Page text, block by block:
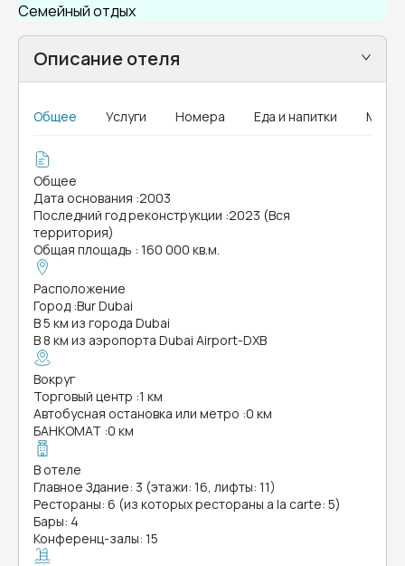
Семейный отдых
Описание отеля
Общее Услуги Номера Еда и напитки MICE
Общее
Дата основания :2003
Последний год реконструкции :2023 (Вся
территория)
Общая площадь : 160 000 кв.м.
Расположение
Город :Bur Dubai
В 5 км из города Dubai
В 8 км из аэропорта Dubai Airport-DXB
Вокруг
Торговый центр :1 км
Автобусная остановка или метро :0 км
БАНКОМАТ :0 км
В отеле
Главное Здание: 3 (этажи: 16, лифты: 11)
Рестораны: 6 (из которых рестораны a la carte: 5)
Бары: 4
Конференц-залы: 15